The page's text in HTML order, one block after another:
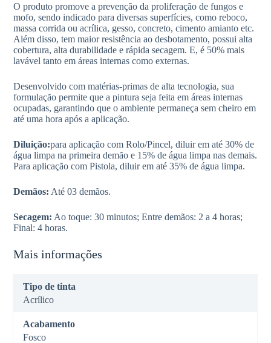
O produto promove a prevenção da proliferação de fungos e
mofo, sendo indicado para diversas superfícies, como reboco,
massa corrida ou acrílica, gesso, concreto, cimento amianto etc.
Além disso, tem maior resistência ao desbotamento, possui alta
cobertura, alta durabilidade e rápida secagem. E, é 50% mais
lavável tanto em áreas internas como externas.
Desenvolvido com matérias-primas de alta tecnologia, sua
formulação permite que a pintura seja feita em áreas internas
ocupadas, garantindo que o ambiente permaneça sem cheiro em
até uma hora após a aplicação.
Diluição:para aplicação com Rolo/Pincel, diluir em até 30% de
água limpa na primeira demão e 15% de água limpa nas demais.
Para aplicação com Pistola, diluir em até 35% de água limpa.
Demãos: Até 03 demãos.
Secagem: Ao toque: 30 minutos; Entre demãos: 2 a 4 horas;
Final: 4 horas.
Mais informações
Tipo de tinta
Acrílico
Acabamento
Fosco